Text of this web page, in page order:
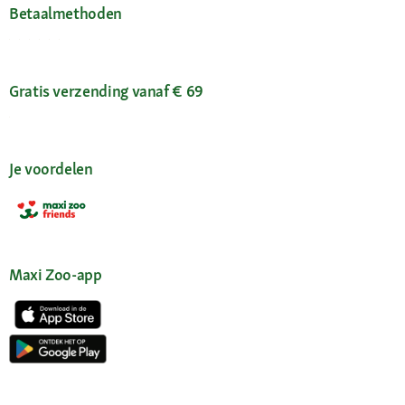
Betaalmethoden
Gratis verzending vanaf € 69
Je voordelen
Maxi Zoo-app